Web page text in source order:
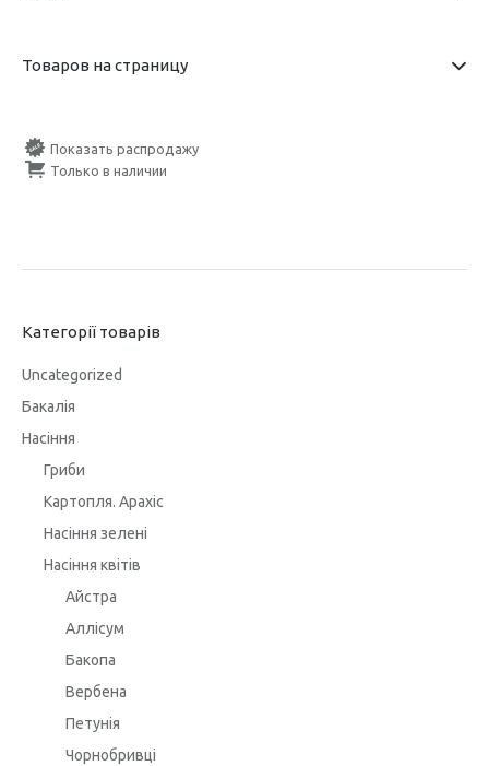
Товаров на страницу
Показать распродажу
Только в наличии
Категорії товарів
Uncategorized
Бакалія
Насіння
Гриби
Картопля. Арахіс
Насіння зелені
Насіння квітів
Айстра
Аллісум
Бакопа
Вербена
Петунія
Чорнобривці